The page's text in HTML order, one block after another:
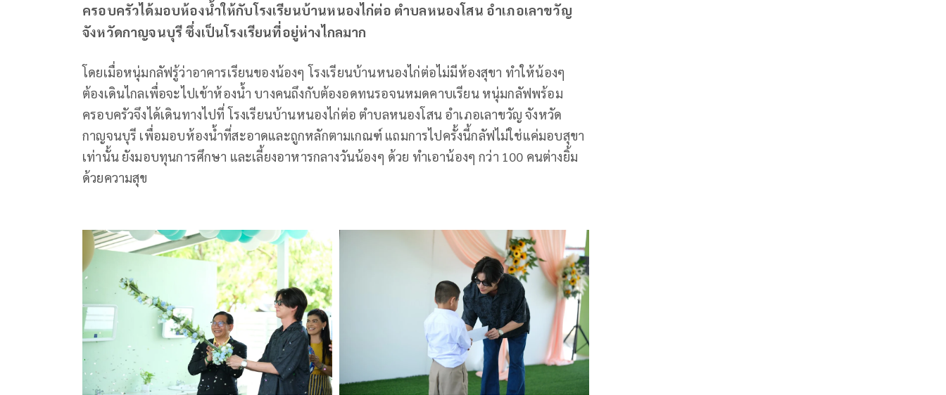
ครอบครัวได้มอบห้องน้ำให้กับโรงเรียนบ้านหนองไก่ต่อ ตำบลหนองโสน อำเภอเลาขวัญ
จังหวัดกาญจนบุรี ซึ่งเป็นโรงเรียนที่อยู่ห่างไกลมาก
โดยเมื่อหนุ่มกลัฟรู้ว่าอาคารเรียนของน้องๆ โรงเรียนบ้านหนองไก่ต่อไม่มีห้องสุขา ทำให้น้องๆ
ต้องเดินไกลเพื่อจะไปเข้าห้องน้ำ บางคนถึงกับต้องอดทนรอจนหมดคาบเรียน หนุ่มกลัฟพร้อม
ครอบครัวจึงได้เดินทางไปที่ โรงเรียนบ้านหนองไก่ต่อ ตำบลหนองโสน อำเภอเลาขวัญ จังหวัด
กาญจนบุรี เพื่อมอบห้องน้ำที่สะอาดและถูกหลักตามเกณฑ์ แถมการไปครั้งนี้กลัฟไม่ใช่แค่มอบสุขา
เท่านั้น ยังมอบทุนการศึกษา และเลี้ยงอาหารกลางวันน้องๆ ด้วย ทำเอาน้องๆ กว่า 100 คนต่างยิ้ม
ด้วยความสุข